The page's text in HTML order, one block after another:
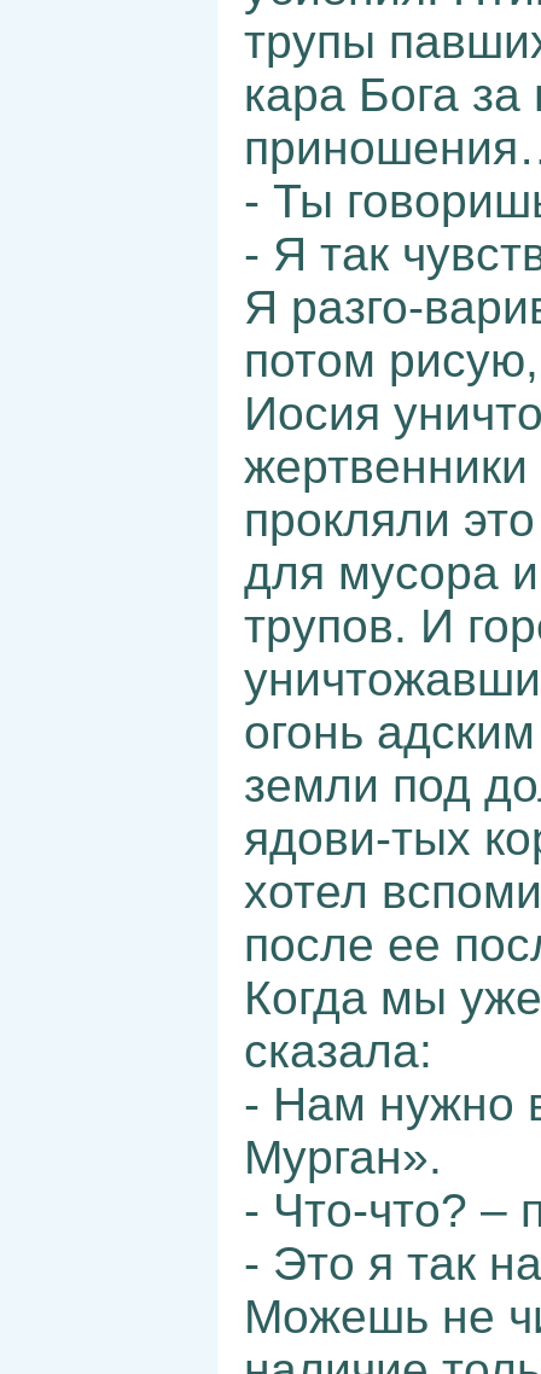
трупы
кара Бога
- Ты
- Я так
Я разго-
потом
Иосия
прокляли
для мусора
трупов. И
огонь
земли под
ядови-тых
хотел
после ее
Когда мы
сказала:
- Нам нужно
Мурган».
- Что-что? –
- Это я так
Можешь не